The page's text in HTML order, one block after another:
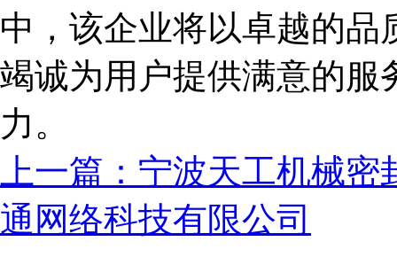
中，该企业将以卓越的
竭诚为用户提供满意的服
力。
上一篇：宁波天工机械密
通网络科技有限公司